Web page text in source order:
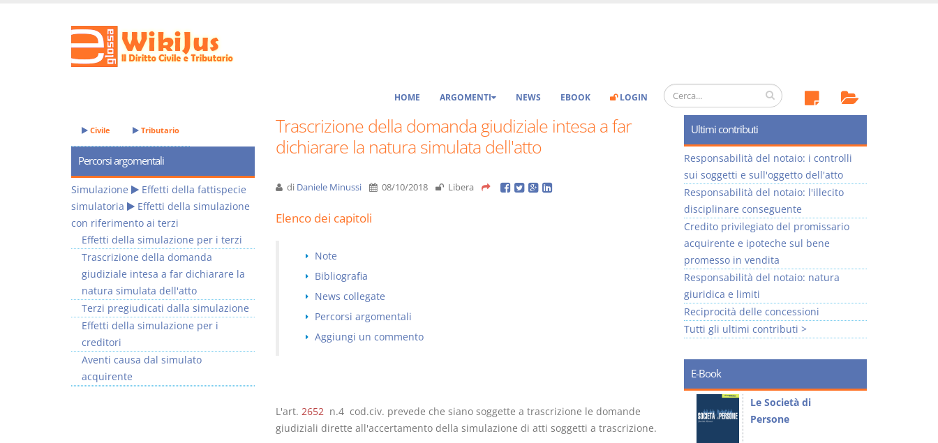
HOME ARGOMENTI NEWS EBOOK LOGIN
Trascrizione della domanda giudiziale intesa a far
dichiarare la natura simulata dell'atto
di Daniele Minussi 08/10/2018 Libera
Elenco dei capitoli
Note
Bibliografia
News collegate
Percorsi argomentali
Aggiungi un commento
L'art. 2652n.4 cod.civ. prevede che siano soggette a trascrizione le domande
giudiziali dirette all'accertamento della simulazione di atti soggetti a trascrizione.
Civile Tributario
Percorsi argomentali
Simulazione
Effetti della fattispecie
simulatoria
Effetti della simulazione
con riferimento ai terzi
Effetti della simulazione per i terzi
Trascrizione della domanda
giudiziale intesa a far dichiarare la
natura simulata dell'atto
Terzi pregiudicati dalla simulazione
Effetti della simulazione per i
creditori
Aventi causa dal simulato
acquirente
Ultimi contributi
Responsabilità del notaio: i controlli
sui soggetti e sull'oggetto dell'atto
Responsabilità del notaio: l'illecito
disciplinare conseguente
Credito privilegiato del promissario
acquirente e ipoteche sul bene
promesso in vendita
Responsabilità del notaio: natura
giuridica e limiti
Reciprocità delle concessioni
Tutti gli ultimi contributi >
E-Book
relazione giuridica
D. Minussi
Versione ebook
220/2012
Le Società di
Persone